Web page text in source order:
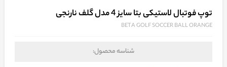
توپ فوتبال لاستیکی بتا سایز 4 مدل گلف نارنجی
BETA GOLF SOCCER BALL ORANGE
شناسه محصول: